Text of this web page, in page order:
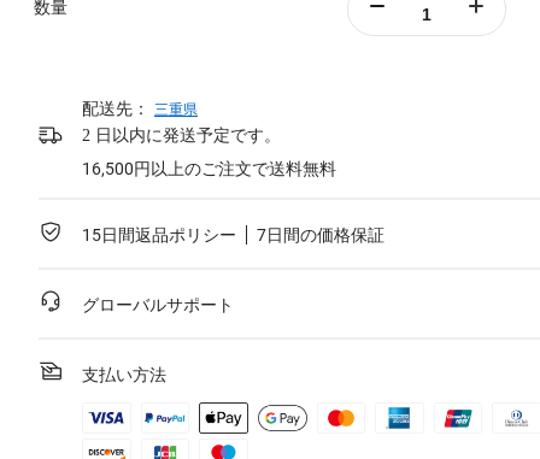
数量
配送先： 三重県
2 日以内に発送予定です。
16,500円以上のご注文で送料無料
15日間返品ポリシー 7日間の価格保証
グローバルサポート
支払い方法